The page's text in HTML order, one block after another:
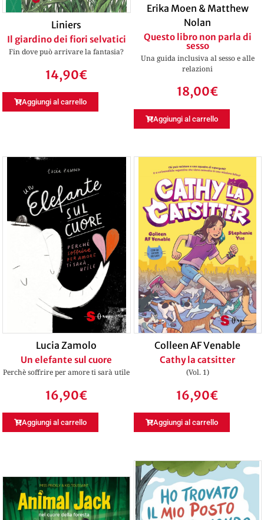
Liniers
Il giardino dei fiori selvatici
Fin dove può arrivare la fantasia?
14,90€
Aggiungi al carrello
Erika Moen & Matthew
Nolan
Questo libro non parla di
sesso
Una guida inclusiva al sesso e alle
relazioni
18,00€
Aggiungi al carrello
Lucia Zamolo
Un elefante sul cuore
Perchè soffrire per amore ti sarà utile
16,90€
Aggiungi al carrello
Colleen AF Venable
Cathy la catsitter
(Vol. 1)
16,90€
Aggiungi al carrello